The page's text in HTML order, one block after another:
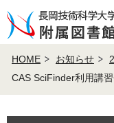
HOME お知らせ
CAS SciFinder利用講